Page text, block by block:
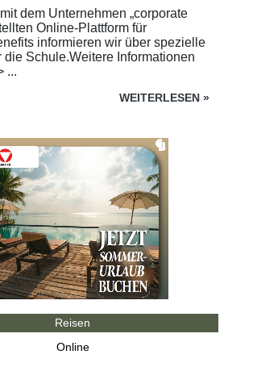
dem Unternehmen „corporate
Online-Plattform für
informieren wir über spezielle
die Schule.Weitere Informationen
...
WEITERLESEN »
Reisen
Online